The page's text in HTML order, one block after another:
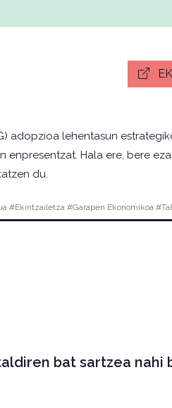
adopzioa lehentasun
enpresentzat. Hala ere, bere
du.
#Ekintzailetza #Garapen Ekonomikoa
bat sartzea nahi